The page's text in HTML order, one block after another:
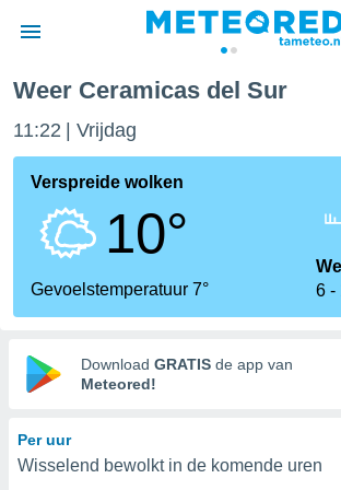
door
verstrekte
hoge
hebt de
voor
op basis
Weer Ceramicas del Sur
11:22 Vrijdag
Verspreide wolken
10°
Gevoelstemperatuur 7°
6
Download GRATIS de app van
Meteored!
Per uur
Wisselend bewolkt in de komende uren